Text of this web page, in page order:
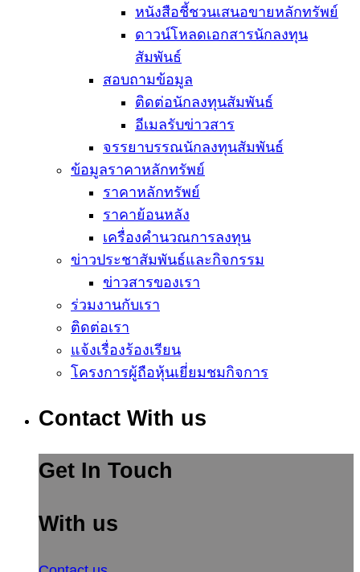
หนังสือชี้ชวนเสนอขายหลักทรัพย์
ดาวน์โหลดเอกสารนักลงทุน
สัมพันธ์
สอบถามข้อมูล
ติดต่อนักลงทุนสัมพันธ์
อีเมลรับข่าวสาร
จรรยาบรรณนักลงทุนสัมพันธ์
ข้อมูลราคาหลักทรัพย์
ราคาหลักทรัพย์
ราคาย้อนหลัง
เครื่องคำนวณการลงทุน
ข่าวประชาสัมพันธ์และกิจกรรม
ข่าวสารของเรา
ร่วมงานกับเรา
ติดต่อเรา
แจ้งเรื่องร้องเรียน
โครงการผู้ถือหุ้นเยี่ยมชมกิจการ
Contact With us
Get In Touch
With us